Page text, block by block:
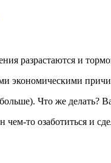
разрастаются и
экономическими
Что же делать?
то озаботиться и